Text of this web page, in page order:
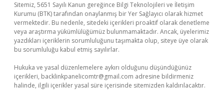
Sitemiz, 5651 Sayılı Kanun gereğince Bilgi Teknolojileri ve İletişim
Kurumu (BTK) tarafından onaylanmış bir Yer Sağlayıcı olarak hizmet
vermektedir. Bu nedenle, sitedeki içerikleri proaktif olarak denetleme
veya araştırma yükümlülüğümüz bulunmamaktadır. Ancak, üyelerimiz
yazdıkları içeriklerin sorumluluğunu taşımakta olup, siteye üye olarak
bu sorumluluğu kabul etmiş sayılırlar.
Hukuka ve yasal düzenlemelere aykırı olduğunu düşündüğünüz
içerikleri, backlinkpanelicomtr@gmail.com adresine bildirmeniz
halinde, ilgili içerikler yasal süre içerisinde sitemizden kaldırılacaktır.